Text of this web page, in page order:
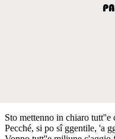
Sto mettenno in chiaro tutt''e
Pecché, si po sî ggentile, 'a